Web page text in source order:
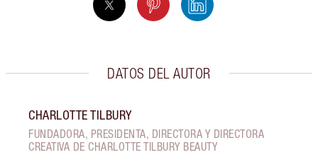
DATOS DEL AUTOR
CHARLOTTE TILBURY
FUNDADORA, PRESIDENTA, DIRECTORA Y DIRECTORA
CREATIVA DE CHARLOTTE TILBURY BEAUTY